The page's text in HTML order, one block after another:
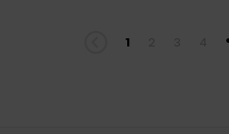
1